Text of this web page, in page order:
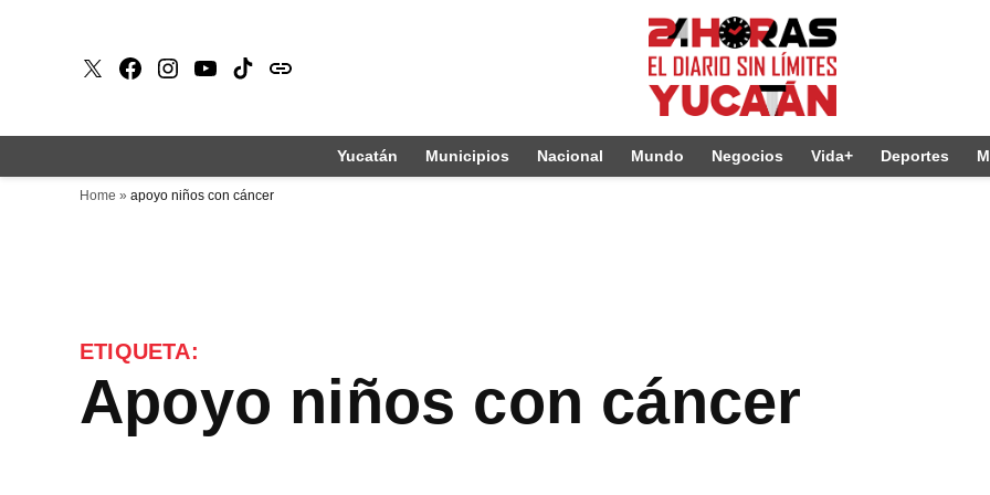
X Faceboook
Instagram
Youtube
Tiktokissuu
Yucatán Municipios Nacional Mundo Negocios Vida+ Deportes
Home » apoyo niños con cáncer
ETIQUETA:
apoyo niños con cáncer